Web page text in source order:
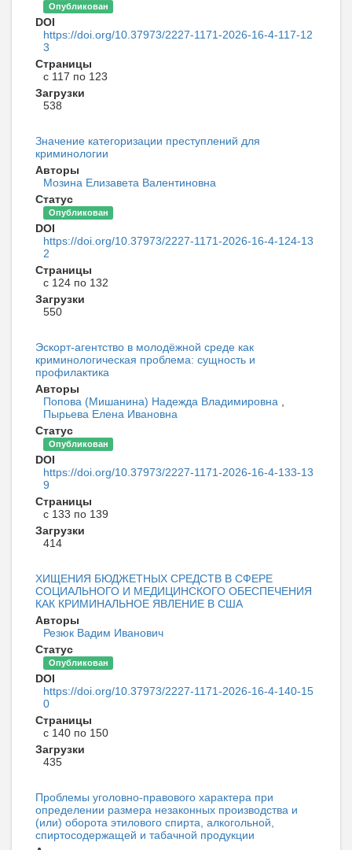
Опубликован
DOI
https://doi.org/10.37973/2227-1171-2026-16-4-117-12
3
Страницы
с 117 по 123
Загрузки
538
Значение категоризации преступлений для
криминологии
Авторы
Мозина Елизавета Валентиновна
Статус
Опубликован
DOI
https://doi.org/10.37973/2227-1171-2026-16-4-124-13
2
Страницы
с 124 по 132
Загрузки
550
Эскорт-агентство в молодёжной среде как
криминологическая проблема: сущность и
профилактика
Авторы
Попова (Мишанина) Надежда Владимировна
Пырьева Елена Ивановна
Статус
Опубликован
DOI
https://doi.org/10.37973/2227-1171-2026-16-4-133-13
9
Страницы
с 133 по 139
Загрузки
414
ХИЩЕНИЯ БЮДЖЕТНЫХ СРЕДСТВ В СФЕРЕ
СОЦИАЛЬНОГО И МЕДИЦИНСКОГО ОБЕСПЕЧЕНИЯ
КАК КРИМИНАЛЬНОЕ ЯВЛЕНИЕ В США
Авторы
Резюк Вадим Иванович
Статус
Опубликован
DOI
https://doi.org/10.37973/2227-1171-2026-16-4-140-15
0
Страницы
с 140 по 150
Загрузки
435
Проблемы уголовно-правового характера при
определении размера незаконных производства и
(или) оборота этилового спирта, алкогольной,
спиртосодержащей и табачной продукции